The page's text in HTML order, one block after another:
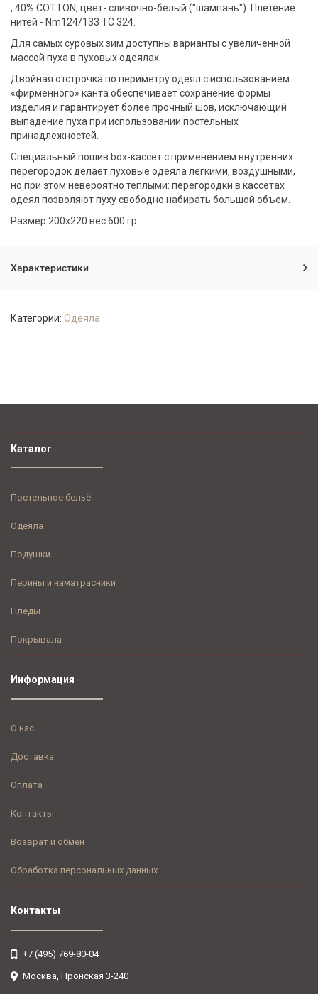
, 40% COTТON, цвет- сливочно-белый ("шампань"). Плетение
нитей - Nm124/133 TC 324.
Для самых суровых зим доступны варианты с увеличенной
массой пуха в пуховых одеялах.
Двойная отстрочка по периметру одеял с использованием
«фирменного» канта обеспечивает сохранение формы
изделия и гарантирует более прочный шов, исключающий
выпадение пуха при использовании постельных
принадлежностей.
Специальный пошив box-кассет с применением внутренних
перегородок делает пуховые одеяла легкими, воздушными,
но при этом невероятно теплыми: перегородки в кассетах
одеял позволяют пуху свободно набирать большой объем.
Размер 200х220 вес 600 гр
Характеристики
Категории: Одеяла
Контакты
+7 (495) 769-80-04
Москва, Пронская 3-240
Каталог
Постельное бельё
Одеяла
Подушки
Перины и наматрасники
Пледы
Покрывала
Информация
О нас
Доставка
Оплата
Контакты
Возврат и обмен
Обработка персональных данных